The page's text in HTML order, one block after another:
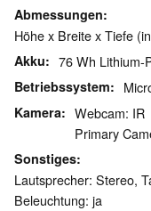
Abmessungen
Höhe x Breite x Tiefe
Akku 76 Wh Lithium-
Betriebssystem
Kamera
Webcam: IR
Primary
Sonstiges
Lautsprecher: Stereo,
Beleuchtung: ja